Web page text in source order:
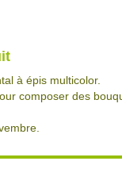
à épis multicolor.
composer des